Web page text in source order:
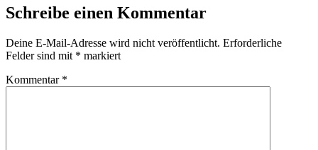
Schreibe einen Kommentar
Deine E-Mail-Adresse wird nicht veröffentlicht. Erforderliche
Felder sind mit * markiert
Kommentar *